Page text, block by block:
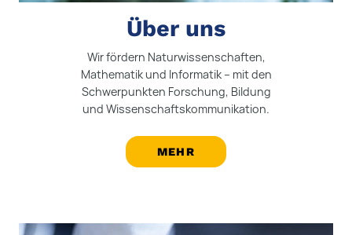
Über uns
Wir fördern Naturwissenschaften,
Mathematik und Informatik – mit den
Schwerpunkten Forschung, Bildung
und Wissenschaftskommunikation.
MEHR